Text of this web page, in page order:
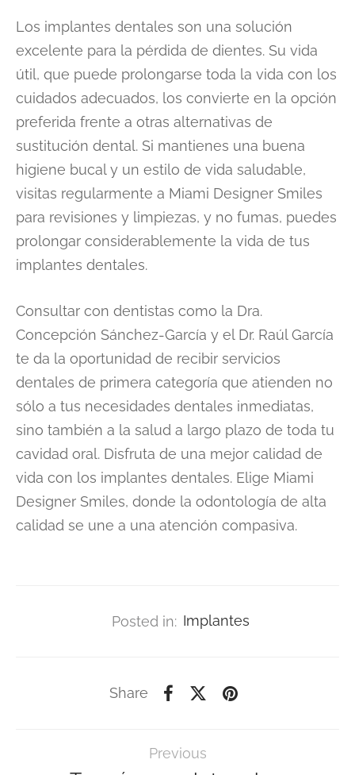
Los implantes dentales son una solución
excelente para la pérdida de dientes. Su vida
útil, que puede prolongarse toda la vida con los
cuidados adecuados, los convierte en la opción
preferida frente a otras alternativas de
sustitución dental. Si mantienes una buena
higiene bucal y un estilo de vida saludable,
visitas regularmente a Miami Designer Smiles
para revisiones y limpiezas, y no fumas, puedes
prolongar considerablemente la vida de tus
implantes dentales.
Consultar con dentistas como la Dra.
Concepción Sánchez-García y el Dr. Raúl García
te da la oportunidad de recibir servicios
dentales de primera categoría que atienden no
sólo a tus necesidades dentales inmediatas,
sino también a la salud a largo plazo de toda tu
cavidad oral. Disfruta de una mejor calidad de
vida con los implantes dentales. Elige Miami
Designer Smiles, donde la odontología de alta
calidad se une a una atención compasiva.
Posted in: Implantes
Share
Previous